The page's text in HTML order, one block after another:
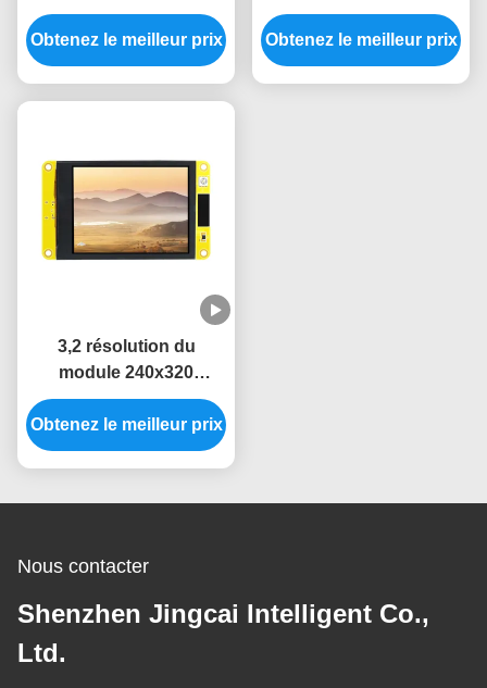
ST77916 de 1,8 pouces
pour systèmes de
contrôle industriel
Obtenez le meilleur prix
module d'affichage
ESP32 5V et une
résolution de 360*360
Obtenez le meilleur prix
3,2 résolution du
module 240x320
d'affichage de
l'affichage à cristaux
liquides ESP32 de TFT
Obtenez le meilleur prix
Nous contacter
Shenzhen Jingcai Intelligent Co.,
Ltd.